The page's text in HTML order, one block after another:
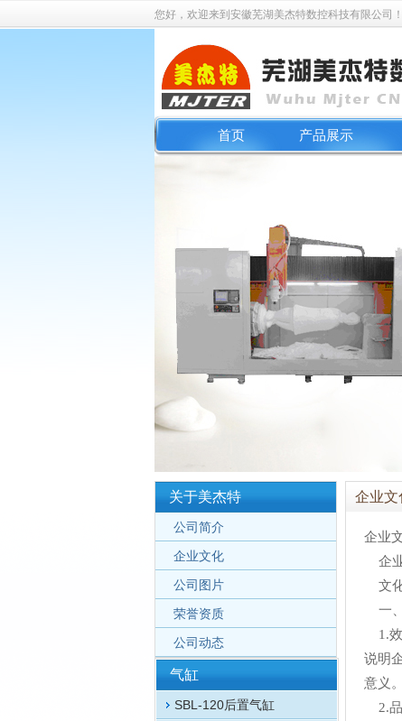
您好，欢迎来到安徽芜湖美杰特数控科技有限公司！
首页 产品展示
关于美杰特
公司简介
企业文化
公司图片
荣誉资质
公司动态
气缸
SBL-120后置气缸
企业文
企业
企业
文化
一、
1.效
说明
意义。
2.品